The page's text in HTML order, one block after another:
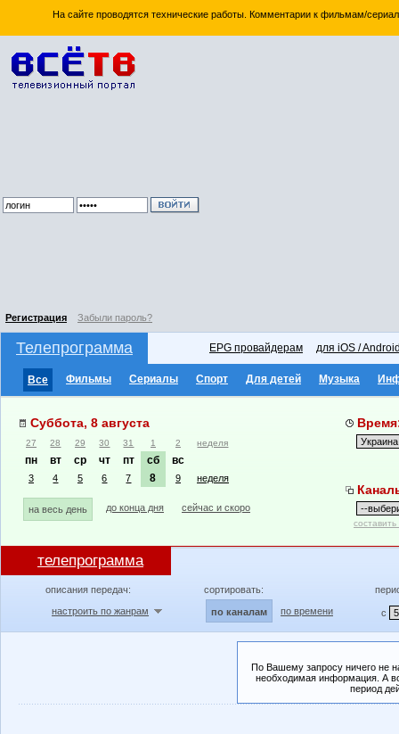
На сайте проводятся технические работы. Комментарии к фильмам/
Регистрация Забыли пароль?
Телепрограмма EPG провайдерам для iOS /
Все Фильмы Сериалы Спорт Для детей Музыка
Суббота, 8 августа
27 28 29 30 31 1 2 неделя
пн вт ср чт пт сб вс
3 4 5 6 7 8 9 неделя
на весь день до конца дня сейчас и скоро
телепрограмма
описания передач:
настроить по жанрам
сортировать:
по каналам по времени с
По Вашему запросу ничего не
необходимая информация. А
период